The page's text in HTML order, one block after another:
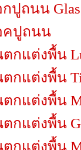
ปูถนน
คปูถนน
กแต่งพื้น
กแต่งพื้น
กแต่งพื้น
กแต่งพื้น
กแต่งพื้น